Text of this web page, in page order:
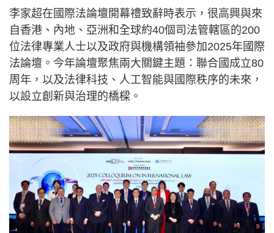
李家超在國際法論壇開幕禮致辭時表示，很高興與來
自香港、內地、亞洲和全球約40個司法管轄區的200
位法律專業人士以及政府與機構領袖參加2025年國際
法論壇。今年論壇聚焦兩大關鍵主題：聯合國成立80
周年，以及法律科技、人工智能與國際秩序的未來，
以設立創新與治理的橋樑。